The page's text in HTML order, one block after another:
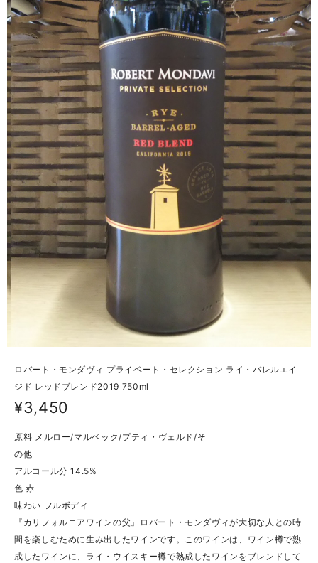
ロバート・モンダヴィ プライベート・セレクション ライ・バレルエイ
ジド レッドブレンド2019 750ml
¥3,450
原料 メルロー/マルベック/プティ・ヴェルド/そ
の他
アルコール分 14.5%
色 赤
味わい フルボディ
『カリフォルニアワインの父』ロバート・モンダヴィが大切な人との時
間を楽しむために生み出したワインです。このワインは、ワイン樽で熟
成したワインに、ライ・ウイスキー樽で熟成したワインをブレンドして